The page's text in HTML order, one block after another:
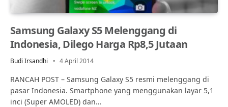
Samsung Galaxy S5 Melenggang di
Indonesia, Dilego Harga Rp8,5 Jutaan
Budi Irsandhi 4 April 2014
RANCAH POST – Samsung Galaxy S5 resmi melenggang di
pasar Indonesia. Smartphone yang menggunakan layar 5,1
inci (Super AMOLED) dan…